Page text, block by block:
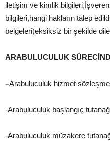
iletişim ve kimlik
bilgileri,hangi hakların talep
belgeleri)eksiksiz bir şekilde
ARABULUCULUK
–Arabuluculuk hizmet
-Arabuluculuk başlangıç
-Arabuluculuk müzakere